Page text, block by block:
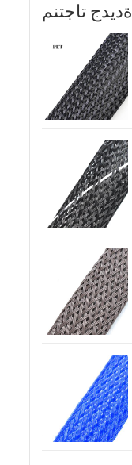
ةديدج تاجتنم